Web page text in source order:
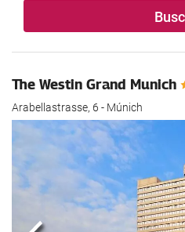
The Westin Grand Munich
Arabellastrasse, 6 - Múnich